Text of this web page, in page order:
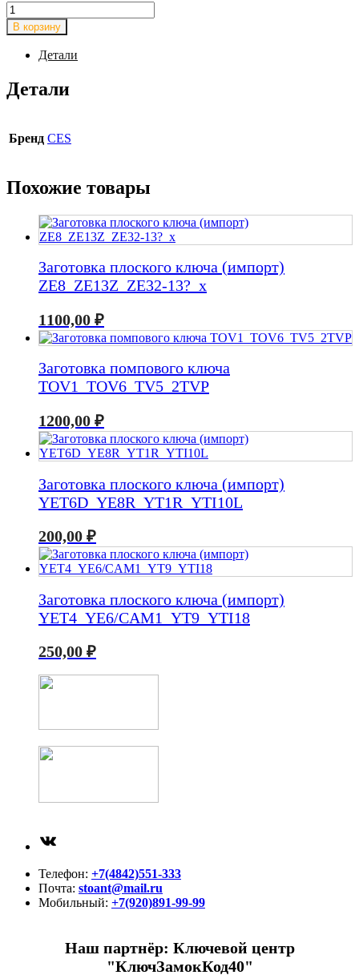
Количество
товара
Заготовка
плоского
ключа
(импорт)
x_CE9_CE5_CE13
В корзину
Детали
Детали
Бренд CES
Похожие товары
Заготовка плоского ключа (импорт)
ZE8_ZE13Z_ZE32-13?_x
1100,00 ₽
Заготовка помпового ключа
TOV1_TOV6_TV5_2TVP
1200,00 ₽
Заготовка плоского ключа (импорт)
YET6D_YE8R_YT1R_YTI10L
200,00 ₽
Заготовка плоского ключа (импорт)
YET4_YE6/CAM1_YT9_YTI18
250,00 ₽
Телефон: +7(4842)551-333
Почта: stoant@mail.ru
Мобильный: +7(920)891-99-99
Наш партнёр: Ключевой центр
"КлючЗамокКод40"